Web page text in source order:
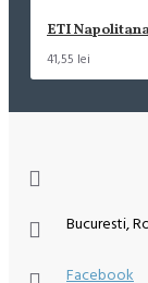
ETI
41,55 lei
Bucuresti,
Facebook